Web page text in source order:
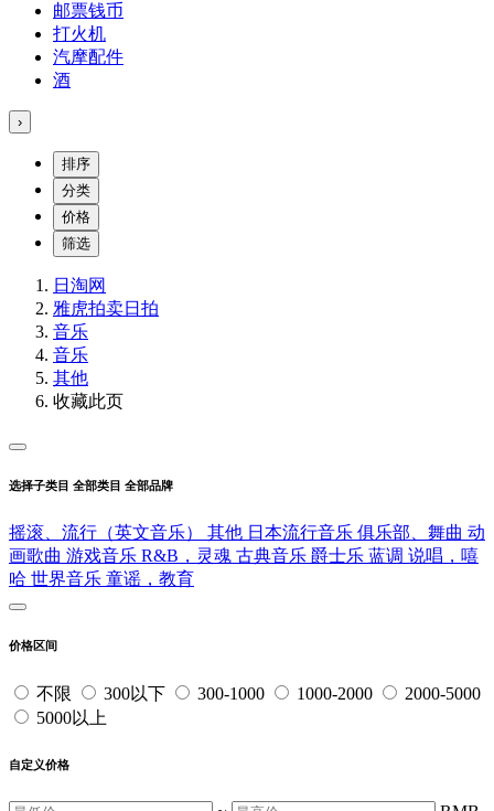
邮票钱币
打火机
汽摩配件
酒
›
排序
分类
价格
筛选
日淘网
雅虎拍卖日拍
音乐
音乐
其他
收藏此页
选择子类目 全部类目 全部品牌
摇滚、流行（英文音乐） 其他 日本流行音乐 俱乐部、舞曲 动
画歌曲 游戏音乐 R&B，灵魂 古典音乐 爵士乐 蓝调 说唱，嘻
哈 世界音乐 童谣，教育
价格区间
不限 300以下 300-1000 1000-2000
2000-5000
5000以上
自定义价格